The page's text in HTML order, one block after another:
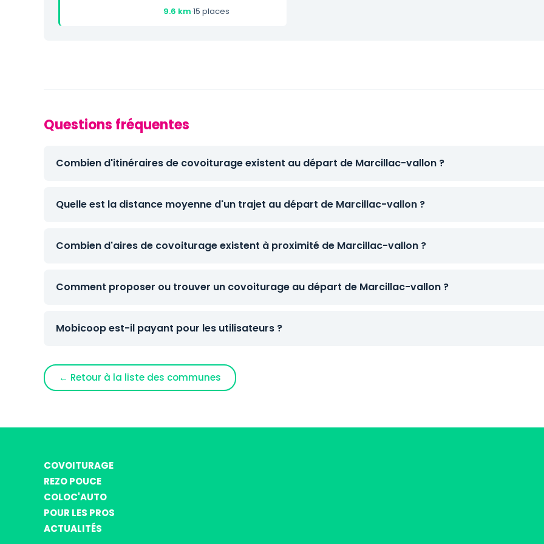
9.6 km·15 places
Questions fréquentes
Combien d'itinéraires de covoiturage existent au départ de Marcillac-vallon ?
Quelle est la distance moyenne d'un trajet au départ de Marcillac-vallon ?
Combien d'aires de covoiturage existent à proximité de Marcillac-vallon ?
Comment proposer ou trouver un covoiturage au départ de Marcillac-vallon ?
Mobicoop est-il payant pour les utilisateurs ?
← Retour à la liste des communes
COVOITURAGE
REZO POUCE
COLOC'AUTO
POUR LES PROS
ACTUALITÉS